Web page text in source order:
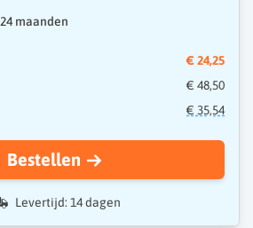
24 maanden
€ 24,25
€ 48,50
€ 35,54
Bestellen
Levertijd: 14 dagen